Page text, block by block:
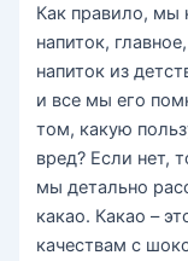
Как правило, мы
напиток,
напиток из
и все мы его
том, какую
вред? Если нет,
мы детально
какао. Какао –
качествам с